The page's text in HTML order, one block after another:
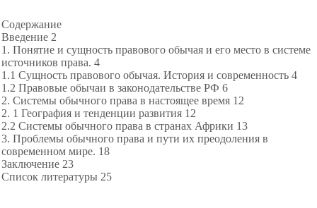
Содержание
Введение 2
1. Понятие и сущность правового обычая и его место в системе
источников права. 4
1.1 Сущность правового обычая. История и современность 4
1.2 Правовые обычаи в законодательстве РФ 6
2. Системы обычного права в настоящее время 12
2. 1 География и тенденции развития 12
2.2 Системы обычного права в странах Африки 13
3. Проблемы обычного права и пути их преодоления в
современном мире. 18
Заключение 23
Список литературы 25